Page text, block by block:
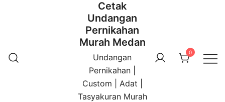
Cetak
Undangan
Pernikahan
Murah Medan
Undangan
Pernikahan |
Custom | Adat |
Tasyakuran Murah
0